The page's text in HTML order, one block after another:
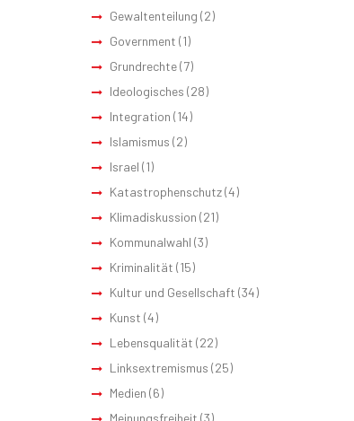
Gewaltenteilung (2)
Government (1)
Grundrechte(7)
Ideologisches (28)
Integration (14)
Islamismus (2)
Israel (1)
Katastrophenschutz(4)
Klimadiskussion (21)
Kommunalwahl (3)
Kriminalität (15)
Kultur und Gesellschaft (34)
Kunst (4)
Lebensqualität (22)
Linksextremismus (25)
Medien (6)
Meinungsfreiheit (3)